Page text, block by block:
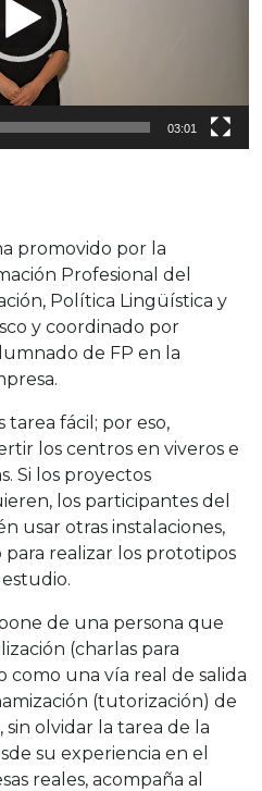
03:01
promovido por la
Profesional del
Política Lingüística y
y coordinado por
de FP en la
tarea fácil; por eso,
los centros en viveros e
Si los proyectos
los participantes del
usar otras instalaciones,
realizar los prototipos
de una persona que
(charlas para
una vía real de salida
(tutorización) de
olvidar la tarea de la
su experiencia en el
reales, acompaña al